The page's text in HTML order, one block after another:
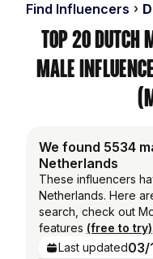
Find Influencers
Top 20 Dutch
Male
We found 5534
Netherlands
These influencers
Netherlands. Here
search, check out
features (free to try)
Last updated03/